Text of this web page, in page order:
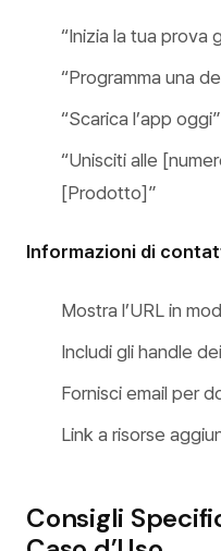
“Inizia la tua prova
“Programma una
“Scarica l’app oggi”
“Unisciti alle
[Prodotto]”
Informazioni di
Mostra l’URL in
Includi gli handle
Fornisci email per
Link a risorse
Consigli